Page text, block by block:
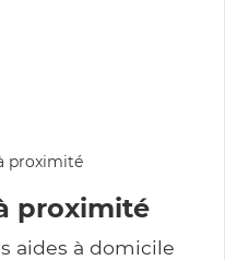
proximité
aides à domicile